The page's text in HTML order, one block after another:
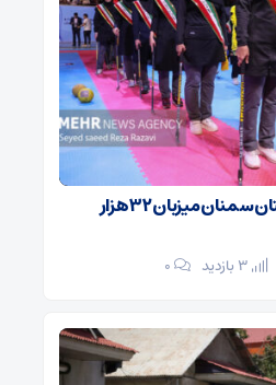
۲۷۹ پایگاه تابستانی استان سمنان میزبان ۳۲ هزار
۰